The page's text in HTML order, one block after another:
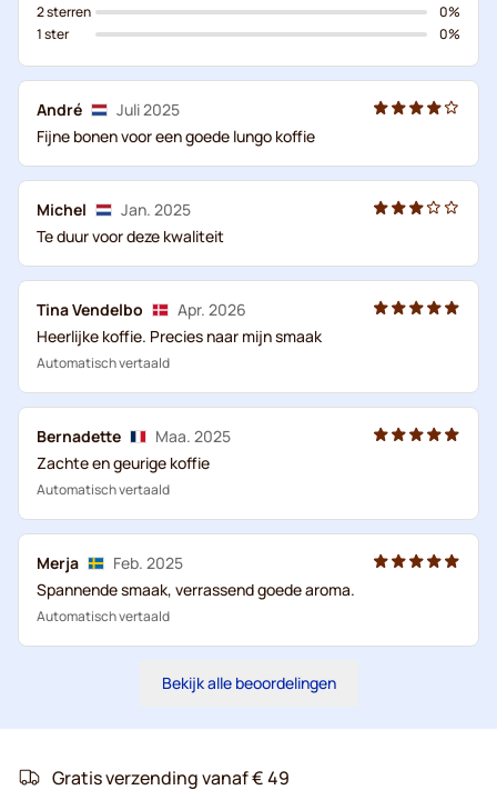
2 sterren
1 ster
0%
0%
André
Juli 2025
Fijne bonen voor een goede lungo koffie
Michel
Jan. 2025
Te duur voor deze kwaliteit
Tina Vendelbo
Apr. 2026
Heerlijke koffie. Precies naar mijn smaak
Automatisch vertaald
Bernadette
Maa. 2025
Zachte en geurige koffie
Automatisch vertaald
Merja
Feb. 2025
Spannende smaak, verrassend goede aroma.
Automatisch vertaald
Bekijk alle beoordelingen
Gratis verzending vanaf € 49